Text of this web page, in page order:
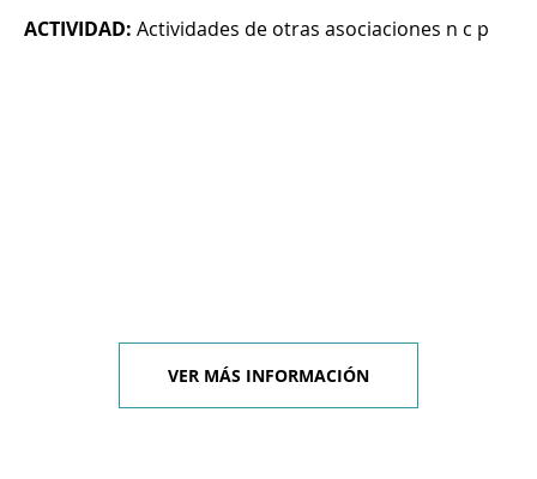
ACTIVIDAD: Actividades de otras asociaciones n c p
VER MÁS INFORMACIÓN